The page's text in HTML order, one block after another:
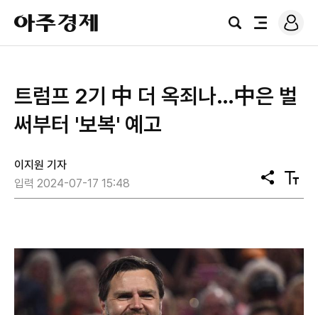
아
주
경
검
전
로
그
트럼프 2기 中 더 옥죄나…中은 벌
써부터 '보복' 예고
이지원 기자
입력 2024-07-17 15:48
공
유
텍
스